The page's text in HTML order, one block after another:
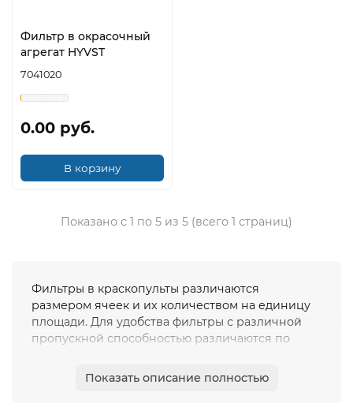
Фильтр в окрасочный
агрегат HYVST
7041020
0.00 руб.
В корзину
Показано с 1 по 5 из 5 (всего 1 страниц)
Фильтры в краскопульты различаются
размером ячеек и их количеством на единицу
площади. Для удобства фильтры с различной
пропускной способностью различаются по
Красные фильтры используются с жидкими
Показать описание полностью